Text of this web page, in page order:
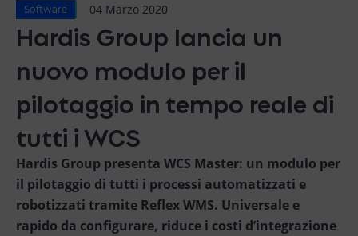
Software 04 Marzo 2020
Hardis Group lancia un
nuovo modulo per il
pilotaggio in tempo reale di
tutti i WCS
Hardis Group presenta WCS Master: un modulo per
il pilotaggio di tutti i processi automatizzati e
robotizzati tramite Reflex WMS. Universale e
rapido da configurare, riduce i costi d’integrazione